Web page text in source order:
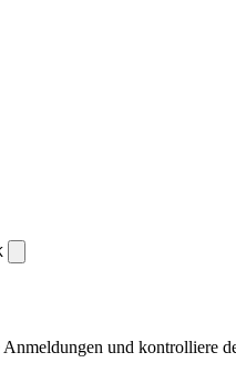
und kontrolliere